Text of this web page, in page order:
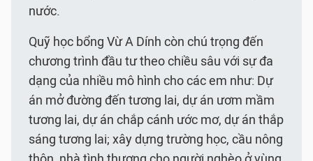
nước.
Quỹ học bổng Vừ A Dính còn chú trọng đến
chương trình đầu tư theo chiều sâu với sự đa
dạng của nhiều mô hình cho các em như: Dự
án mở đường đến tương lai, dự án ươm mầm
tương lai, dự án chắp cánh ước mơ, dự án thắp
sáng tương lai; xây dựng trường học, cầu nông